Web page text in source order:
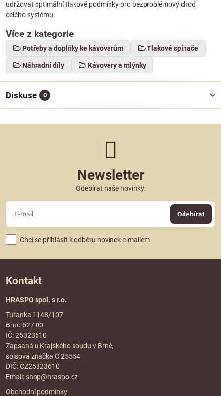
udržovat optimální tlakové podmínky pro bezproblémový chod
celého systému.
Více z kategorie
Potřeby a doplňky ke kávovarům Tlakové spínače
Náhradní díly Kávovary a mlýnky
Diskuse 0
Newsletter
Odebírat naše novinky:
Odebírat
Chci se přihlásit k odběru novinek e-mailem
Kontakt
HRASPO spol. s r.o.
Tuřanka 1148/107
Brno 627 00
IČ: 25323610
Zapsaná u Krajského soudu v Brně,
spisová značka C 25554
DIČ: CZ25323610
Email: shop@hraspo.cz
Obchodní podmínky